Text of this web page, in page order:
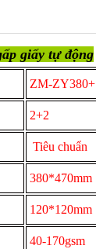
giấy tự động
ZM-ZY380+
2+2
Tiêu chuẩn
380*470mm
120*120mm
40-170gsm